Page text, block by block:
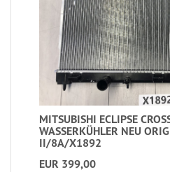
MITSUBISHI ECLIPSE
WASSERKÜHLER NEU
II/8A/X1892
EUR 399,00